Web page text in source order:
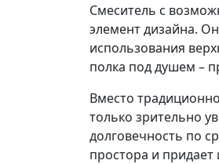
Смеситель с
элемент дизайна.
использования
полка под душем –
Вместо
только зрительно
долговечность по
простора и